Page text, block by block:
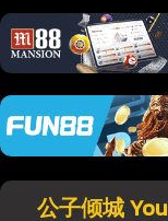
公子倾城